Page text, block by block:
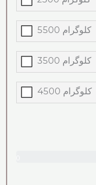
5500 کلوگرام
3500 کلوگرام
4500 کلوگرام